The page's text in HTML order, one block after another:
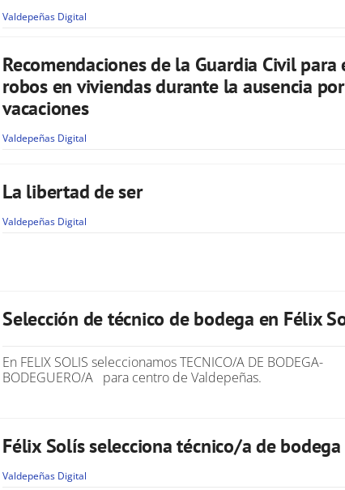
Valdepeñas Digital
Recomendaciones de la Guardia Civil para
robos en viviendas durante la ausencia por
vacaciones
Valdepeñas Digital
La libertad de ser
Valdepeñas Digital
Selección de técnico de bodega en Félix
En FELIX SOLIS seleccionamos TECNICO/A DE BODEGA-
BODEGUERO/A para centro de Valdepeñas.
Félix Solís selecciona técnico/a de bodega
Valdepeñas Digital